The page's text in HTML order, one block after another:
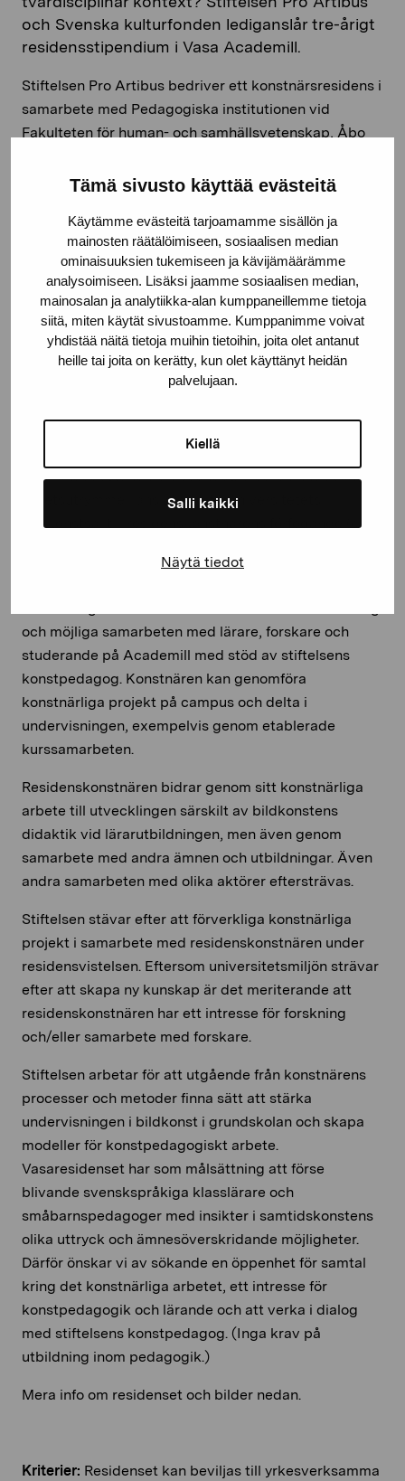
Tämä sivusto käyttää evästeitä
Käytämme evästeitä tarjoamamme sisällön ja
mainosten räätälöimiseen, sosiaalisen median
ominaisuuksien tukemiseen ja kävijämäärämme
analysoimiseen. Lisäksi jaamme sosiaalisen median,
mainosalan ja analytiikka-alan kumppaneillemme tietoja
siitä, miten käytät sivustoamme. Kumppanimme voivat
yhdistää näitä tietoja muihin tietoihin, joita olet antanut
heille tai joita on kerätty, kun olet käyttänyt heidän
palvelujaan.
Kiellä
Salli kaikki
Näytä tiedot
och Svenska kulturfonden lediganslår tre-årigt
residensstipendium i Vasa Academill.
Stiftelsen Pro Artibus bedriver ett konstnärsresidens i
samarbete med Pedagogiska institutionen vid
Fakulteten för human- och samhällsvetenskap, Åbo
residensperioderna är treåriga. Yrkesverksamma
perioden augusti 2026 – juli 2029. Inflyttning sker
fr.o.m. augusti 2026.
Stipendiet omfattar ett arbetsstipendium av Svenska
Kulturfonden för residensperioden samt boende och
arbetsutrymme. Residensbostaden är belägen i
Bostadsaktiebolaget Solsidan på Sandögatan 6 och
inrymmer en bostad (ca 80m2) på två rum, samt
delat arbetsrum på Campus Academill (ca 20 m2) på
promenadavstånd från boendet. Vidare finns även ett
arbetsutrymme i anslutning till universitetets
bildkonstsal till residenskonstnärens förfogande (ca
och möjliga samarbeten med lärare, forskare och
studerande på Academill med stöd av stiftelsens
konstpedagog. Konstnären kan genomföra
konstnärliga projekt på campus och delta i
undervisningen, exempelvis genom etablerade
kurssamarbeten.
Residenskonstnären bidrar genom sitt konstnärliga
arbete till utvecklingen särskilt av bildkonstens
didaktik vid lärarutbildningen, men även genom
samarbete med andra ämnen och utbildningar. Även
andra samarbeten med olika aktörer eftersträvas.
Stiftelsen stävar efter att förverkliga konstnärliga
projekt i samarbete med residenskonstnären under
residensvistelsen. Eftersom universitetsmiljön strävar
efter att skapa ny kunskap är det meriterande att
residenskonstnären har ett intresse för forskning
och/eller samarbete med forskare.
Stiftelsen arbetar för att utgående från konstnärens
processer och metoder finna sätt att stärka
undervisningen i bildkonst i grundskolan och skapa
modeller för konstpedagogiskt arbete.
Vasaresidenset har som målsättning att förse
blivande svenskspråkiga klasslärare och
småbarnspedagoger med insikter i samtidskonstens
olika uttryck och ämnesöverskridande möjligheter.
Därför önskar vi av sökande en öppenhet för samtal
kring det konstnärliga arbetet, ett intresse för
konstpedagogik och lärande och att verka i dialog
med stiftelsens konstpedagog. (Inga krav på
utbildning inom pedagogik.)
Mera info om residenset och bilder nedan.
Kriterier: Residenset kan beviljas till yrkesverksamma